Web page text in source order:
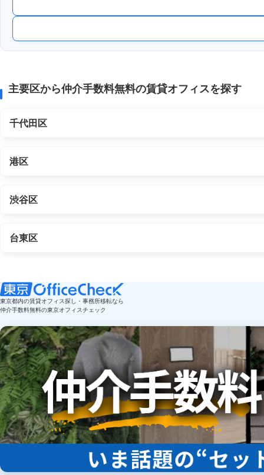
主要区から仲介手数料無料の賃貸オフィスを探す
千代田区
港区
渋谷区
台東区
東京都内の賃貸オフィス探し・事務所移転なら
仲介手数料無料の東京オフィスチェック